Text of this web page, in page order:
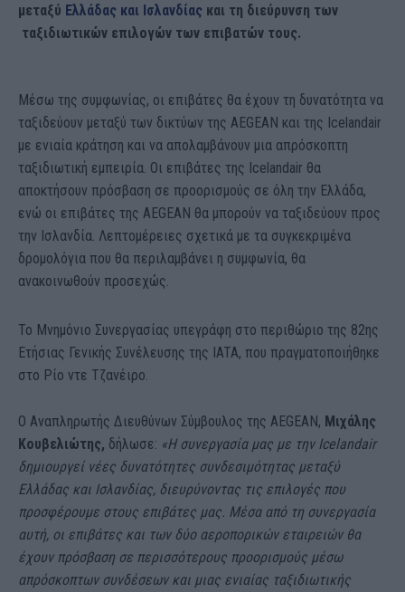
μεταξύ Ελλάδας και Ισλανδίας και τη διεύρυνση των
ταξιδιωτικών επιλογών των επιβατών τους.
Μέσω της συμφωνίας, οι επιβάτες θα έχουν τη δυνατότητα να
ταξιδεύουν μεταξύ των δικτύων της AEGEAN και της Icelandair
με ενιαία κράτηση και να απολαμβάνουν μια απρόσκοπτη
ταξιδιωτική εμπειρία. Οι επιβάτες της Icelandair θα
αποκτήσουν πρόσβαση σε προορισμούς σε όλη την Ελλάδα,
ενώ οι επιβάτες της AEGEAN θα μπορούν να ταξιδεύουν προς
την Ισλανδία. Λεπτομέρειες σχετικά με τα συγκεκριμένα
δρομολόγια που θα περιλαμβάνει η συμφωνία, θα
ανακοινωθούν προσεχώς.
Το Μνημόνιο Συνεργασίας υπεγράφη στο περιθώριο της 82ης
Ετήσιας Γενικής Συνέλευσης της IATA, που πραγματοποιήθηκε
στο Ρίο ντε Τζανέιρο.
Ο Αναπληρωτής Διευθύνων Σύμβουλος της AEGEAN, Μιχάλης
Κουβελιώτης, δήλωσε: «Η συνεργασία μας με την Icelandair
δημιουργεί νέες δυνατότητες συνδεσιμότητας μεταξύ
Ελλάδας και Ισλανδίας, διευρύνοντας τις επιλογές που
προσφέρουμε στους επιβάτες μας. Μέσα από τη συνεργασία
αυτή, οι επιβάτες και των δύο αεροπορικών εταιρειών θα
έχουν πρόσβαση σε περισσότερους προορισμούς μέσω
απρόσκοπτων συνδέσεων και μιας ενιαίας ταξιδιωτικής